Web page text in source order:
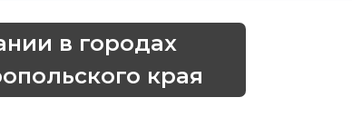
в городах
края